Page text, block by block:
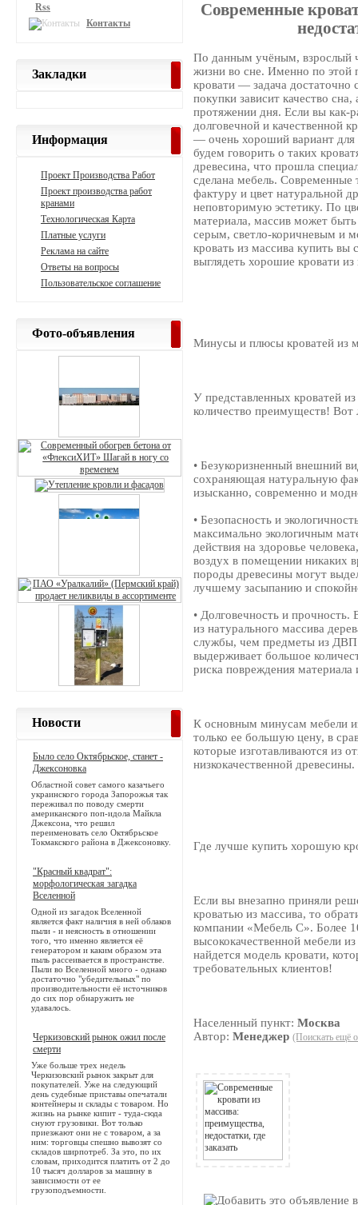
Современные
По данным учёным, взрослый
жизни во сне. Именно по этой
кровати — задача достаточно
покупки зависит качество
протяжении дня. Если вы как-
долговечной и качественной
— очень хороший вариант
будем говорить о таких
древесина, что прошла
сделана мебель. Современные
фактуру и цвет натуральной
неповторимую эстетику. По
материала, массив может
серым, светло-коричневым и
кровать из массива купить вы
выглядеть хорошие кровати
Минусы и плюсы кроватей из
У представленных кроватей
количество преимуществ!
• Безукоризненный внешний
сохраняющая натуральную
изысканно, современно и
• Безопасность и
максимально экологичным
действия на здоровье
воздух в помещении никаких
породы древесины могут
лучшему засыпанию и
• Долговечность и прочность.
из натурального массива
службы, чем предметы из ДВП
выдерживает большое
риска повреждения
К основным минусам мебели
только ее большую цену, в
которые изготавливаются из
низкокачественной древесины.
Где лучше купить хорошую
Если вы внезапно приняли
кроватью из массива, то
компании «Мебель С». Более
высококачественной мебели
найдется модель кровати,
требовательных клиентов!
Населенный пункт:Москва
Автор:Менеджер (Поискать ещё
Rss
Контакты
Закладки
Информация
Проект Производства Работ
Проект производства работ
кранами
Технологическая Карта
Платные услуги
Реклама на сайте
Ответы на вопросы
Пользовательское соглашение
Фото-объявления
Новости
Было село Октябрьское, станет -
Джексоновка
Областной совет самого казачьего
украинского города Запорожья так
переживал по поводу смерти
американского поп-идола Майкла
Джексона, что решил
переименовать село Октябрьское
Токмакского района в Джексоновку.
"Красный квадрат":
морфологическая загадка
Вселенной
Одной из загадок Вселенной
является факт наличия в ней облаков
пыли - и неясность в отношении
того, что именно является её
генератором и каким образом эта
пыль рассеивается в пространстве.
Пыли во Вселенной много - однако
достаточно "убедительных" по
производительности её источников
до сих пор обнаружить не
удавалось.
Черкизовский рынок ожил после
смерти
Уже больше трех недель
Черкизовский рынок закрыт для
покупателей. Уже на следующий
день судебные приставы опечатали
контейнеры и склады с товаром. Но
жизнь на рынке кипит - туда-сюда
снуют грузовики. Вот только
приезжают они не с товаром, а за
ним: торговцы спешно вывозят со
складов ширпотреб. За это, по их
словам, приходится платить от 2 до
10 тысяч долларов за машину в
зависимости от ее
грузоподъемности.